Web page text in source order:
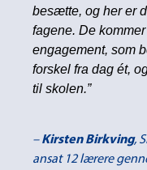
besætte, og her er
fagene. De
engagement, som
forskel fra dag ét,
til skolen.”
–Kirsten Birkving,
ansat 12 lærere